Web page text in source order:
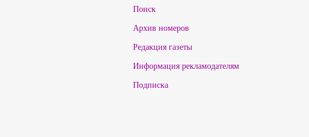
Поиск
Архив номеров
Редакция газеты
Информация рекламодателям
Подписка